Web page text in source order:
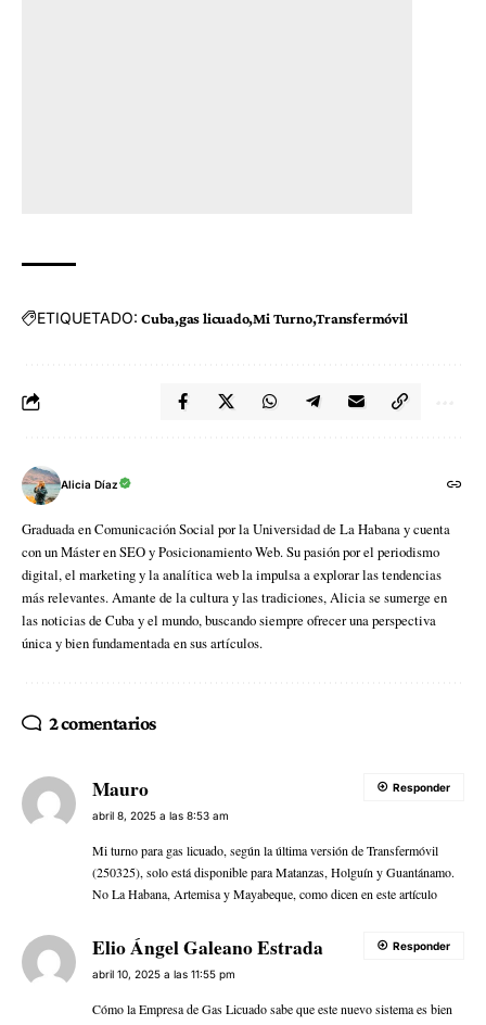
ETIQUETADO: Cuba gas licuado Mi Turno Transfermóvil
Alicia Díaz
Graduada en Comunicación Social por la Universidad de La Habana y cuenta
con un Máster en SEO y Posicionamiento Web. Su pasión por el periodismo
digital, el marketing y la analítica web la impulsa a explorar las tendencias
más relevantes. Amante de la cultura y las tradiciones, Alicia se sumerge en
las noticias de Cuba y el mundo, buscando siempre ofrecer una perspectiva
única y bien fundamentada en sus artículos.
2 comentarios
Mauro
abril 8, 2025 a las 8:53 am
Mi turno para gas licuado, según la última versión de Transfermóvil
(250325), solo está disponible para Matanzas, Holguín y Guantánamo.
No La Habana, Artemisa y Mayabeque, como dicen en este artículo
Responder
Elio Ángel Galeano Estrada
abril 10, 2025 a las 11:55 pm
Cómo la Empresa de Gas Licuado sabe que este nuevo sistema es bien
Responder